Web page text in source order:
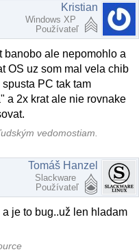
Kristian
Windows XP
Používateľ
banobo ale nepomohlo a
OS uz som mal vela chib
PC tak tam
a 2x krat ale nie rovnake
vedomostiam.
Tomáš Hanzel
Slackware
Používateľ
je to bug..už len hladam